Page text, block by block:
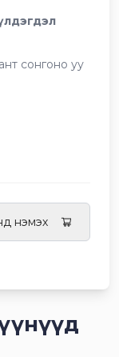
сонгоно уу
нэмэх